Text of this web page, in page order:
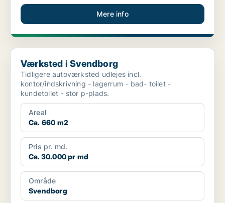
Mere info
Værksted i Svendborg
Værksted i Svendborg
Tidligere autoværksted udlejes incl.
kontor/indskrivning - lagerrum - bad- toilet -
kundetoilet - stor p-plads.
Areal
Ca. 660 m2
Pris pr. md.
Ca. 30.000 pr md
Område
Svendborg